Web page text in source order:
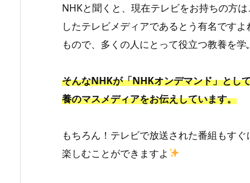
NHKと聞くと、現在テレビをお持ちの方
したテレビメディアであるとう有名です
もので、多くの人にとって役立つ教養を
そんなNHKが「NHKオンデマンド」とし
養のマスメディアをお伝えしています。
もちろん！テレビで放送された番組もす
楽しむことができますよ